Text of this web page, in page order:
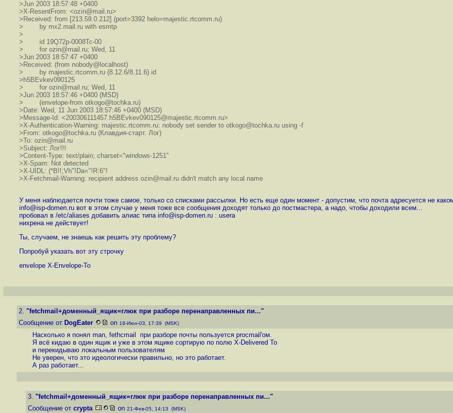
>Jun 2003 18:57:48 +0400
>X-ResentFrom: <ozin@mail.ru>
>Received: from [213.59.0.212] (port=3392 helo=majestic.rtcomm.ru)
> by mx2.mail.ru with esmtp
>
> id 19Q72p-0008Tc-00
> for ozin@mail.ru; Wed, 11
>Jun 2003 18:57:47 +0400
>Received: (from nobody@localhost)
> by majestic.rtcomm.ru (8.12.6/8.11.6) id
>h5BEvkev090125
> for ozin@mail.ru; Wed, 11
>Jun 2003 18:57:46 +0400 (MSD)
> (envelope-from otkogo@tochka.ru)
>Date: Wed, 11 Jun 2003 18:57:46 +0400 (MSD)
>Message-Id: <200306111457.h5BEvkev090125@majestic.rtcomm.ru>
>X-Authentication-Warning: majestic.rtcomm.ru: nobody set sender to otkogo@tochka.ru using -f
>From: otkogo@tochka.ru (Клавдия-старт. Лог)
>To: ozin@mail.ru
>Subject: Лог!!!
>Content-Type: text/plain; charset="windows-1251"
>X-Spam: Not detected
>X-UIDL: (*B!!;Vh"!Da="!R:6"!
>X-Fetchmail-Warning: recipient address ozin@mail.ru didn't match any local name
У меня наблюдается почти тоже самое, только со списками рассылки. Но есть еще один момент - допустим, что почта адресуется не
info@isp-domen.ru вот в этом случае у меня тоже все сообщения доходят только до постмастера, а надо, чтобы доходили всем...
пробовал в /etc/aliases добавить алиас типа info@isp-domen.ru : usera
нихрена не действует!
Ты, случаем, не знаешь как решить эту проблему?
Попробуй указать вот эту строчку
envelope X-Envelope-To
2. "fetchmail+доменный_ящик=глюк при разборе перенаправленных пи..."
Сообщение от DogEater on 18-Июн-03, 17:39 (MSK)
Насколько я понял man, fethcmail при разборе почты пользуется procmail'ом.
Я всё кидаю в один ящик и уже в этом ящике сортирую по полю X-Delivered To
и перекидываю локальным пользователям
Не уверен, что это идеологически правильно, но это работает.
А раз работает...
3. "fetchmail+доменный_ящик=глюк при разборе перенаправленных пи..."
Сообщение от crypta on 21-Фев-05, 14:13 (MSK)